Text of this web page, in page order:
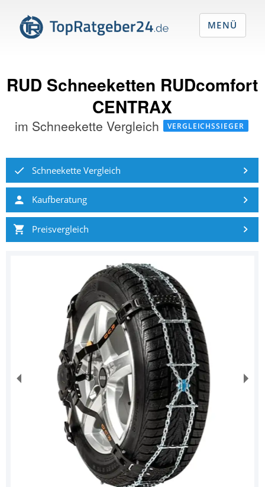
RUD Schneeketten RUDcomfort
CENTRAX
im Schneekette Vergleich VERGLEICHSSIEGER
Schneekette Vergleich
Kaufberatung
Preisvergleich
MENÜ